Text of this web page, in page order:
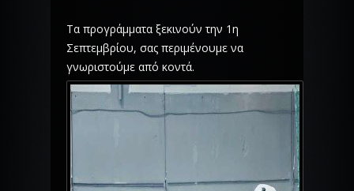
Τα προγράμματα ξεκινούν την 1η
Σεπτεμβρίου, σας περιμένουμε να
γνωριστούμε από κοντά.